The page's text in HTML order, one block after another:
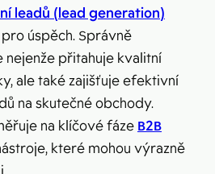
leadů (lead generation)
úspěch. Správně
nejenže přitahuje kvalitní
ale také zajišťuje efektivní
na skutečné obchody.
na klíčové fáze B2B
které mohou výrazně